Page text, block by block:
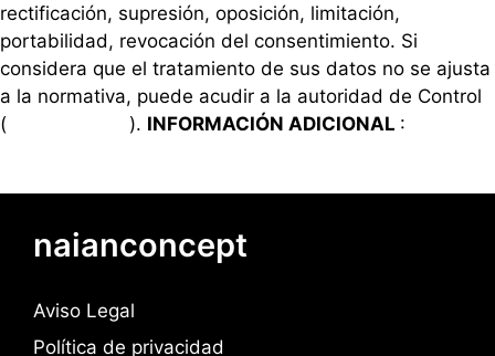
rectificación, supresión, oposición, limitación,
portabilidad, revocación del consentimiento. Si
considera que el tratamiento de sus datos no se ajusta
a la normativa, puede acudir a la autoridad de Control
(
). INFORMACIÓN ADICIONAL :
naianconcept
Aviso Legal
Política de privacidad